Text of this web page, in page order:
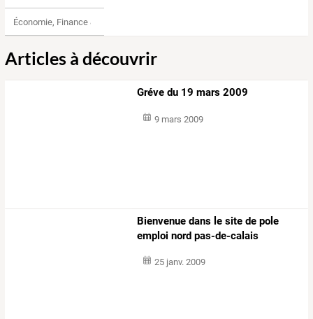
Économie, Finance & Droit
Articles à découvrir
Gréve du 19 mars 2009
9 mars 2009
Bienvenue dans le site de pole
emploi nord pas-de-calais
25 janv. 2009